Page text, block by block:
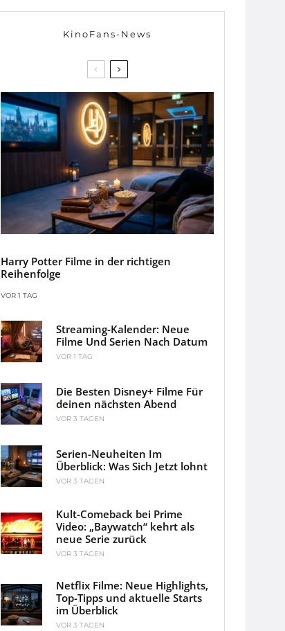
KinoFans-News
Harry Potter Filme in der richtigen
Reihenfolge
VOR 1 TAG
Streaming-Kalender: Neue
Filme Und Serien Nach Datum
VOR 1 TAG
Die Besten Disney+ Filme Für
deinen nächsten Abend
VOR 3 TAGEN
Serien-Neuheiten Im
Überblick: Was Sich Jetzt lohnt
VOR 3 TAGEN
Kult-Comeback bei Prime
Video: „Baywatch“ kehrt als
neue Serie zurück
VOR 3 TAGEN
Netflix Filme: Neue Highlights,
Top-Tipps und aktuelle Starts
im Überblick
VOR 3 TAGEN